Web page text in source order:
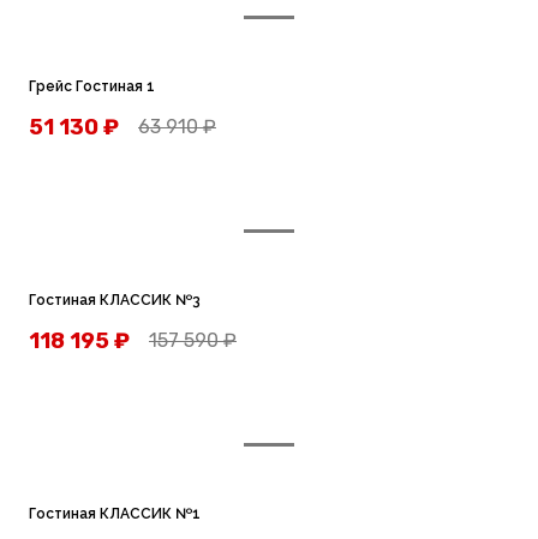
Грейс Гостиная 1
63 910₽
51 130₽
Гостиная КЛАССИК №3
157 590₽
118 195₽
Гостиная КЛАССИК №1